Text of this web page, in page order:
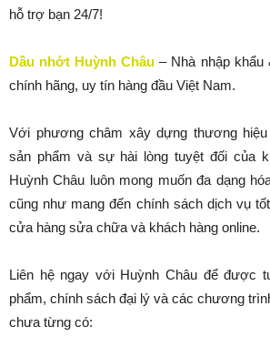
hỗ trợ bạn 24/7!
Dầu nhớt Huỳnh Châu – Nhà nhập khẩu
chính hãng, uy tín hàng đầu Việt Nam.
Với phương châm xây dựng thương
sản phẩm và sự hài lòng tuyệt đối của
Huỳnh Châu luôn mong muốn đa dạng
cũng như mang đến chính sách dịch vụ
cửa hàng sửa chữa và khách hàng online.
Liên hệ ngay với Huỳnh Châu để được
phẩm, chính sách đại lý và các chương
chưa từng có: